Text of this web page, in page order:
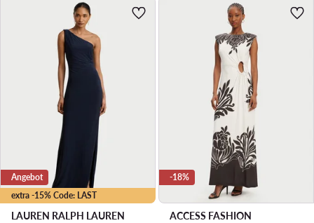
extra -15% Code: LAST
Angebot
LAUREN RALPH LAUREN
-18%
ACCESS FASHION